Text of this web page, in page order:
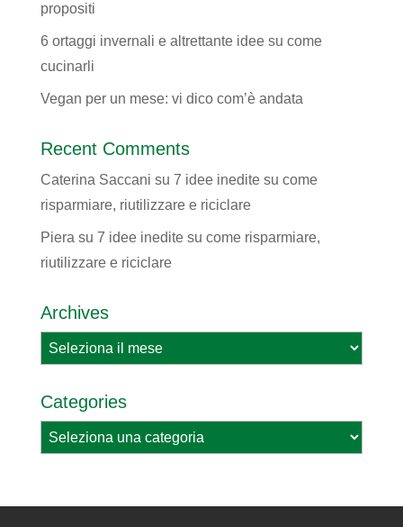
propositi
6 ortaggi invernali e altrettante idee su come
cucinarli
Vegan per un mese: vi dico com’è andata
Recent Comments
Caterina Saccani su 7 idee inedite su come
risparmiare, riutilizzare e riciclare
Piera su 7 idee inedite su come risparmiare,
riutilizzare e riciclare
Archives
Archives
Categories
Categories